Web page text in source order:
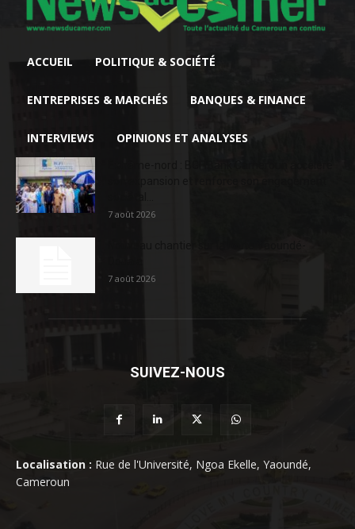
ACCUEIL POLITIQUE & SOCIÉTÉ
ENTREPRISES & MARCHÉS BANQUES & FINANCE
INTERVIEWS OPINIONS ET ANALYSES
7 août 2026
7 août 2026
SUIVEZ-NOUS
Localisation : Rue de l'Université, Ngoa Ekelle, Yaoundé,
Cameroun